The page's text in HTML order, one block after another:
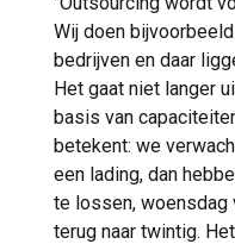
Wij doen
bedrijven en daar
Het gaat niet langer
basis van
betekent: we
een lading, dan
te lossen,
terug naar twintig.